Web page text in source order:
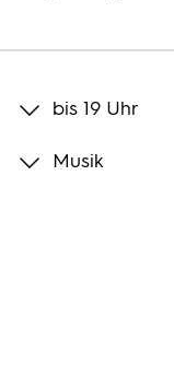
bis 19 Uhr
Musik